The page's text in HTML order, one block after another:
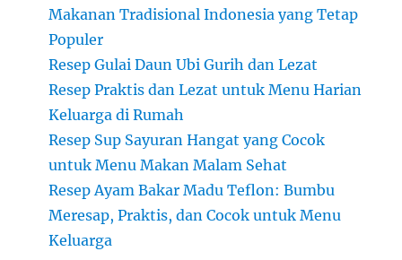
Makanan Tradisional Indonesia yang Tetap
Populer
Resep Gulai Daun Ubi Gurih dan Lezat
Resep Praktis dan Lezat untuk Menu Harian
Keluarga di Rumah
Resep Sup Sayuran Hangat yang Cocok
untuk Menu Makan Malam Sehat
Resep Ayam Bakar Madu Teflon: Bumbu
Meresap, Praktis, dan Cocok untuk Menu
Keluarga